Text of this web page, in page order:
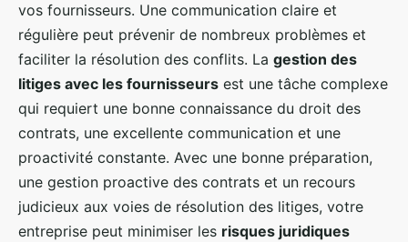
vos fournisseurs. Une communication claire et
régulière peut prévenir de nombreux problèmes et
faciliter la résolution des conflits. La gestion des
litiges avec les fournisseurs est une tâche complexe
qui requiert une bonne connaissance du droit des
contrats, une excellente communication et une
proactivité constante. Avec une bonne préparation,
une gestion proactive des contrats et un recours
judicieux aux voies de résolution des litiges, votre
entreprise peut minimiser les risques juridiques